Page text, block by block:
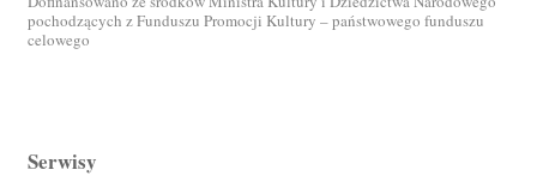
pochodzących z Funduszu Promocji Kultury – państwowego funduszu
celowego
Serwisy